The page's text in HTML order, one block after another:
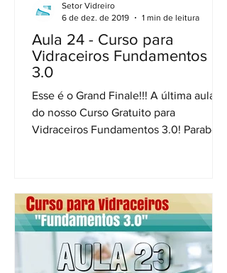
Aula 24 - Curso para
Vidraceiros Fundamentos
3.0
Esse é o Grand Finale!!! A última aula
do nosso Curso Gratuito para
Vidraceiros Fundamentos 3.0! Parabéns
Setor Vidreiro
6 de dez. de 2019
1 min de leitura